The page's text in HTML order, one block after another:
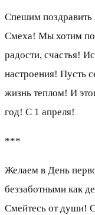
Спешим поздравить
Смеха! Мы хотим
радости, счастья!
настроения! Пусть
жизнь теплом! И
год! С 1 апреля!
***
Желаем в День
беззаботными как
Смейтесь от души!